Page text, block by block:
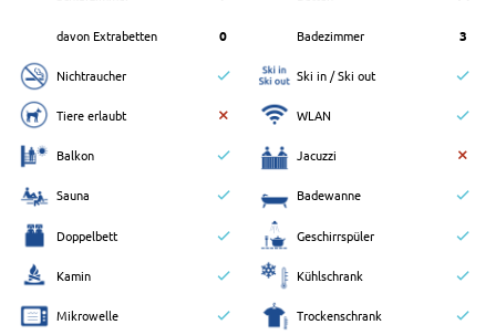
davon Extrabetten 0 Badezimmer 3
Nichtraucher Ski in / Ski out
Tiere erlaubt WLAN
Balkon Jacuzzi
Sauna Badewanne
Doppelbett Geschirrspüler
Kamin Kühlschrank
Mikrowelle Trockenschrank